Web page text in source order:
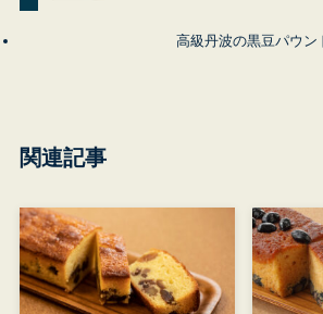
高級丹波の黒豆パウン
関連記事